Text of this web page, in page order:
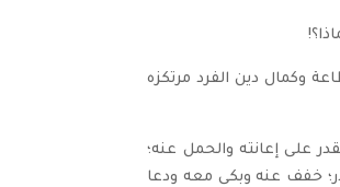
وكمال دين الفرد مرتكزه
على إعانته والحمل عنه؛
خفف عنه وبكى معه ودعا